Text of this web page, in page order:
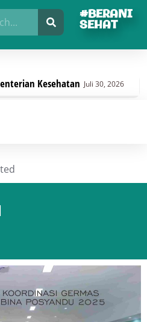
#BERANI
SEHAT
Juli 30, 2026 Dinas